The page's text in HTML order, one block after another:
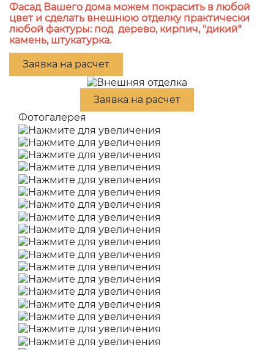
Фасад Вашего дома можем покрасить в любой
цвет и сделать внешнюю отделку практически
любой фактуры: под дерево, кирпич, "дикий"
камень, штукатурка.
Заявка на расчет
Заявка на расчет
Фотогалерея